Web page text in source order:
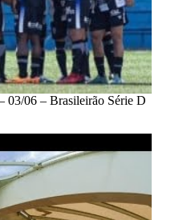
03/06 – Brasileirão Série D